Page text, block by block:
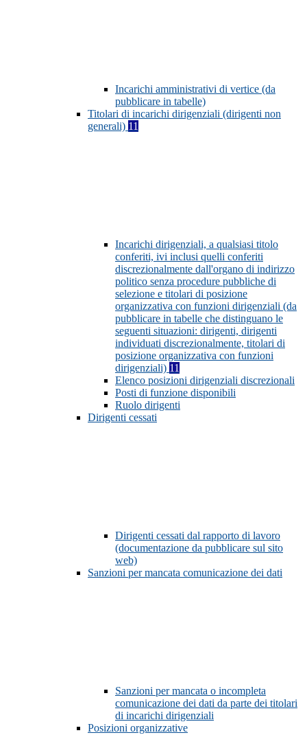
Incarichi amministrativi di vertice (da
pubblicare in tabelle)
Titolari di incarichi dirigenziali (dirigenti non
generali) 11
Incarichi dirigenziali, a qualsiasi titolo
conferiti, ivi inclusi quelli conferiti
discrezionalmente dall'organo di indirizzo
politico senza procedure pubbliche di
selezione e titolari di posizione
organizzativa con funzioni dirigenziali (da
pubblicare in tabelle che distinguano le
seguenti situazioni: dirigenti, dirigenti
individuati discrezionalmente, titolari di
posizione organizzativa con funzioni
dirigenziali) 11
Elenco posizioni dirigenziali discrezionali
Posti di funzione disponibili
Ruolo dirigenti
Dirigenti cessati
Dirigenti cessati dal rapporto di lavoro
(documentazione da pubblicare sul sito
web)
Sanzioni per mancata comunicazione dei dati
Sanzioni per mancata o incompleta
comunicazione dei dati da parte dei titolari
di incarichi dirigenziali
Posizioni organizzative